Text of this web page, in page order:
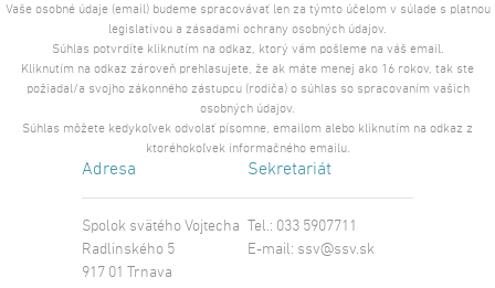
Vaše osobné údaje (email) budeme spracovávať len za týmto účelom v súlade s platnou
legislatívou a zásadami ochrany osobných údajov.
Súhlas potvrdíte kliknutím na odkaz, ktorý vám pošleme na váš email.
Kliknutím na odkaz zároveň prehlasujete, že ak máte menej ako 16 rokov, tak ste
požiadal/a svojho zákonného zástupcu (rodiča) o súhlas so spracovaním vašich
osobných údajov.
Súhlas môžete kedykoľvek odvolať písomne, emailom alebo kliknutím na odkaz z
ktoréhokoľvek informačného emailu.
Adresa
Spolok svätého Vojtecha
Radlinského 5
917 01 Trnava
Sekretariát
Tel.: 033 5907711
E-mail: ssv@ssv.sk